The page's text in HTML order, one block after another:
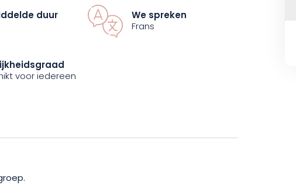
boot van Bateau Alsace geeft je de mogelijkheid om
panorama van de Europese hoofdstad en haar
vanuit een andere hoek te ontdekken.
houdt, kom dan genieten van een moment
en decompressie terwijl u over het water glijdt aan
duur We spreken
Frans
voor iedereen